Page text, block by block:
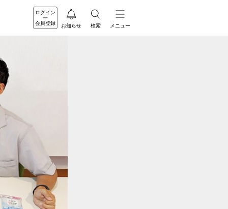
ログイン
会員登録
お知らせ 検索 メニュー